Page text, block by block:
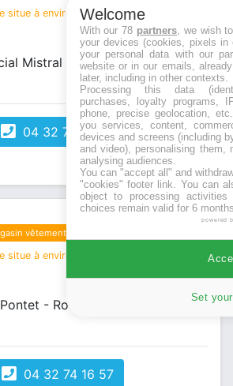
situe à environ 0 km de votre recherche
Mistral RN 7
04 32 70 03 91
vêtements
situe à environ 0 km de votre recherche
- Route de Carpentras
04 32 74 16 57
Welcome
With our 78 partners, we wish
your devices (cookies, pixels
your personal data with our
website or in our emails,
later, including in other contexts.
Processing this data
purchases, loyalty programs,
phone, precise geolocation,
you services, content,
devices and screens (including
and video), personalising them,
analysing audiences.
You can "accept all" and
"cookies" footer link. You can
object to processing
choices remain valid for 6
powered
Set